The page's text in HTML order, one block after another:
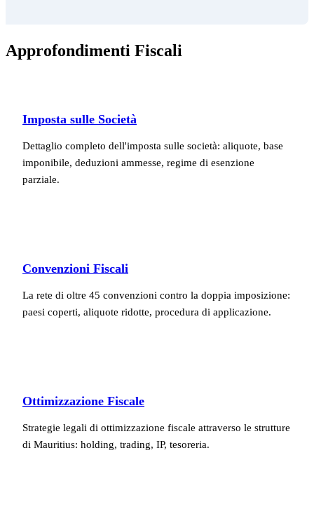
Approfondimenti Fiscali
Imposta sulle Società
Dettaglio completo dell'imposta sulle società: aliquote, base
imponibile, deduzioni ammesse, regime di esenzione
parziale.
Convenzioni Fiscali
La rete di oltre 45 convenzioni contro la doppia imposizione:
paesi coperti, aliquote ridotte, procedura di applicazione.
Ottimizzazione Fiscale
Strategie legali di ottimizzazione fiscale attraverso le strutture
di Mauritius: holding, trading, IP, tesoreria.